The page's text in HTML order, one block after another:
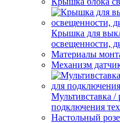
Крышка для
освещенности,
Материалы
Механизм
Мультивставка /
подключения
Настольный